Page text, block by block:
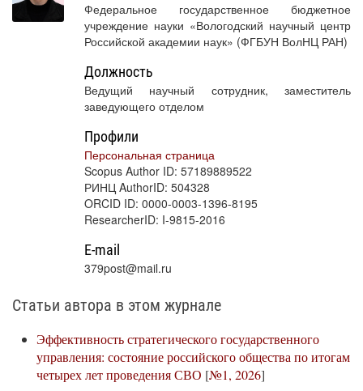
Федеральное государственное бюджетное
учреждение науки «Вологодский научный центр
Российской академии наук» (ФГБУН ВолНЦ РАН)
Должность
Ведущий научный сотрудник, заместитель
заведующего отделом
Профили
Персональная страница
Scopus Author ID: 57189889522
РИНЦ AuthorID: 504328
ORCID ID: 0000-0003-1396-8195
ResearcherID: I-9815-2016
E-mail
379post@mail.ru
Статьи автора в этом журнале
Эффективность стратегического государственного
управления: состояние российского общества по итогам
четырех лет проведения СВО [№1, 2026]